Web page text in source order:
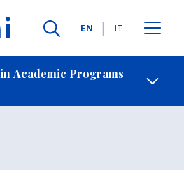
Languages
EN IT
Academic Programs
Contact Us
2023